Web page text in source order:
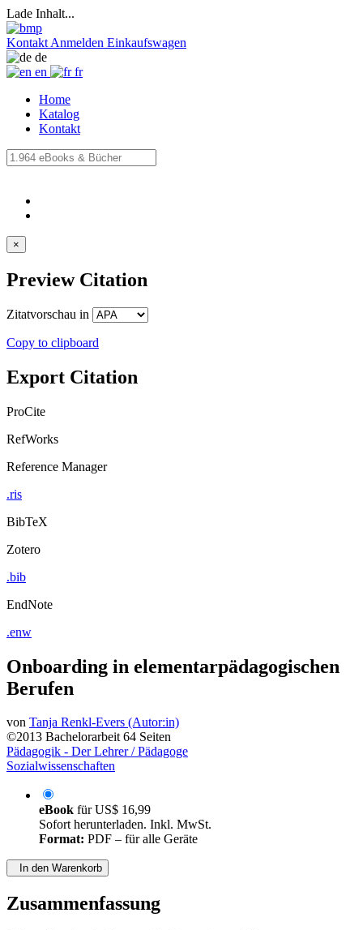
Lade Inhalt...
Kontakt Anmelden Einkaufswagen
de
en
fr
Home
Katalog
Kontakt
×
Preview Citation
Zitatvorschau in
Copy to clipboard
Export Citation
ProCite
RefWorks
Reference Manager
.ris
BibTeX
Zotero
.bib
EndNote
.enw
Onboarding in elementarpädagogischen
Berufen
von Tanja Renkl-Evers (Autor:in)
©2013 Bachelorarbeit 64 Seiten
Pädagogik - Der Lehrer / Pädagoge
Sozialwissenschaften
eBook fürUS$ 16,99
Sofort herunterladen. Inkl. MwSt.
Format: PDF – für alle Geräte
In den Warenkorb
Zusammenfassung